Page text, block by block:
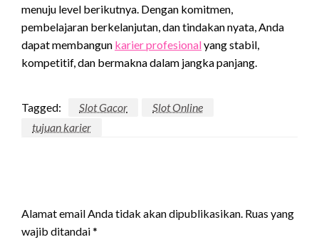
menuju level berikutnya. Dengan komitmen,
pembelajaran berkelanjutan, dan tindakan nyata, Anda
dapat membangun karier profesionalyang stabil,
kompetitif, dan bermakna dalam jangka panjang.
Tagged: Slot Gacor
Slot Online
tujuan karier
Alamat email Anda tidak akan dipublikasikan. Ruas yang
wajib ditandai*